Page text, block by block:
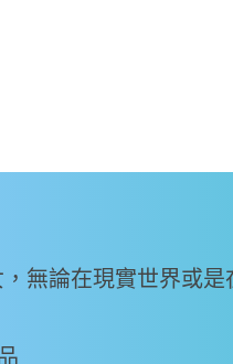
無論在現實世界或